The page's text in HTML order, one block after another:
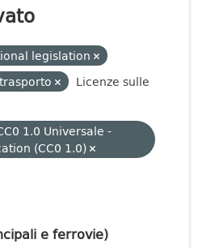
legislation
Licenze sulle
1.0 Universale -
(CC0 1.0)
e ferrovie)